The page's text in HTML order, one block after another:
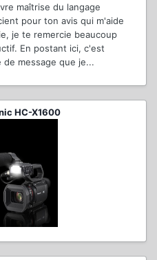
maîtrise du langage
pour ton avis qui m'aide
je te remercie beaucoup
En postant ici, c'est
message que je...
HC-X1600